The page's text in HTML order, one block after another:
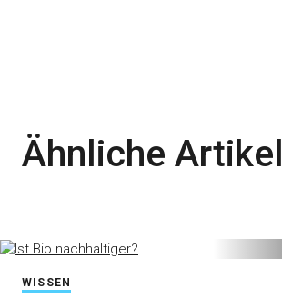
Ähnliche Artikel
WISSEN